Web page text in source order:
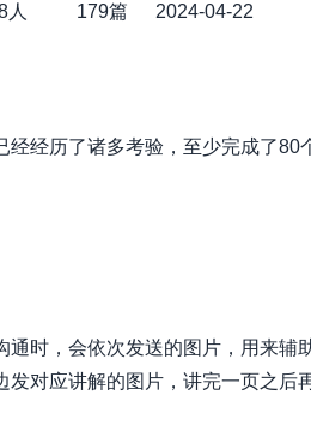
人 179篇
2024-04-22
经历了诸多考验，至少完成了80
通时，会依次发送的图片，用来辅
对应讲解的图片，讲完一页之后